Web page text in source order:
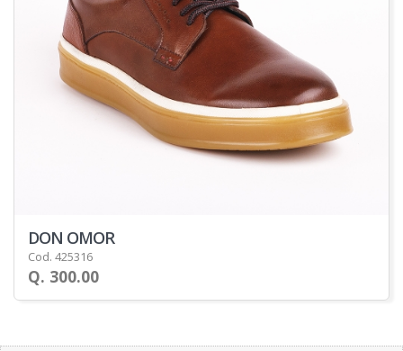
DON OMOR
Cod. 425316
Q. 300.00